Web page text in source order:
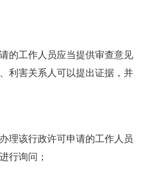
的工作人员应当提供审查意见
利害关系人可以提出证据，并
理该行政许可申请的工作人员
行询问；